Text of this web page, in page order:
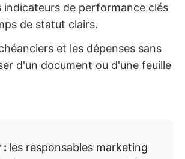
indicateurs de performance clés
de statut clairs.
et les dépenses sans
d'un document ou d'une feuille
: les responsables marketing